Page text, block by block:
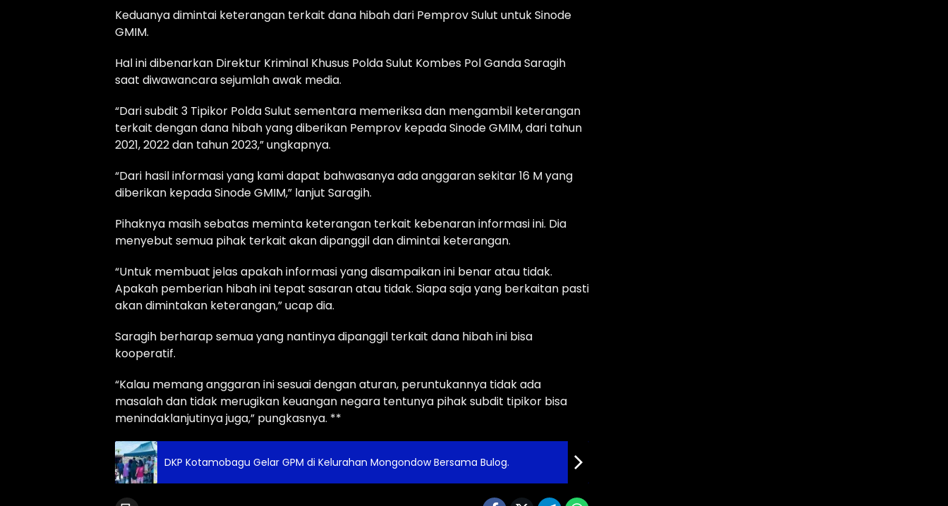
Keduanya dimintai keterangan terkait dana hibah dari Pemprov Sulut untuk Sinode
GMIM.
Hal ini dibenarkan Direktur Kriminal Khusus Polda Sulut Kombes Pol Ganda Saragih
saat diwawancara sejumlah awak media.
“Dari subdit 3 Tipikor Polda Sulut sementara memeriksa dan mengambil keterangan
terkait dengan dana hibah yang diberikan Pemprov kepada Sinode GMIM, dari tahun
2021, 2022 dan tahun 2023,” ungkapnya.
“Dari hasil informasi yang kami dapat bahwasanya ada anggaran sekitar 16 M yang
diberikan kepada Sinode GMIM,” lanjut Saragih.
Pihaknya masih sebatas meminta keterangan terkait kebenaran informasi ini. Dia
menyebut semua pihak terkait akan dipanggil dan dimintai keterangan.
“Untuk membuat jelas apakah informasi yang disampaikan ini benar atau tidak.
Apakah pemberian hibah ini tepat sasaran atau tidak. Siapa saja yang berkaitan pasti
akan dimintakan keterangan,” ucap dia.
Saragih berharap semua yang nantinya dipanggil terkait dana hibah ini bisa
kooperatif.
“Kalau memang anggaran ini sesuai dengan aturan, peruntukannya tidak ada
masalah dan tidak merugikan keuangan negara tentunya pihak subdit tipikor bisa
menindaklanjutinya juga,” pungkasnya. **
DKP Kotamobagu Gelar GPM di Kelurahan Mongondow Bersama Bulog.